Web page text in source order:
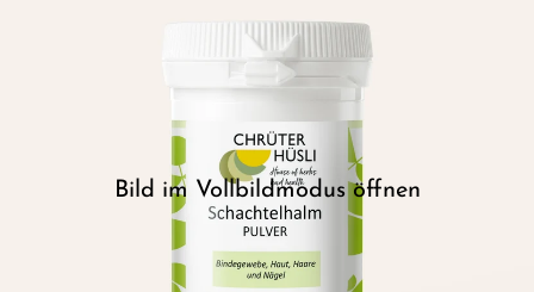
Bild im Vollbildmodus öffnen